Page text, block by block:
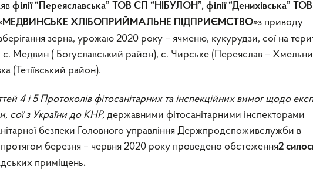
філії “Переяславська” ТОВ СП “НІБУЛОН”, філії “Денихівська”
ХЛІБОПРИЙМАЛЬНЕ ПІДПРИЄМСТВО»з приводу
зерна, урожаю 2020 року – ячменю, кукурудзи, сої на
с. Медвин ( Богуславський район), с. Чирське (Переяслав –
(Тетіївський район).
4 і 5 Протоколів фітосанітарних та інспекційних вимог щодо
сої з України до КНР, державними фітосанітарними інспекторами
безпеки Головного управління Держпродспоживслужби в
протягом березня – червня 2020 року проведено обстеження2
приміщень.